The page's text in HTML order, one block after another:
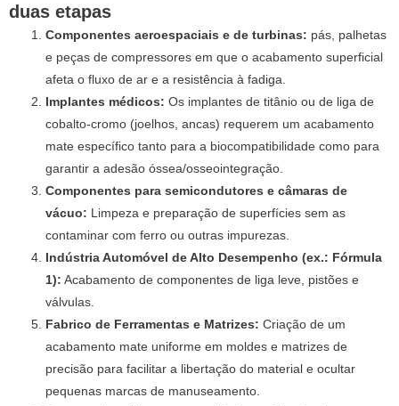
duas etapas
Componentes aeroespaciais e de turbinas: pás, palhetas
e peças de compressores em que o acabamento superficial
afeta o fluxo de ar e a resistência à fadiga.
Implantes médicos: Os implantes de titânio ou de liga de
cobalto-cromo (joelhos, ancas) requerem um acabamento
mate específico tanto para a biocompatibilidade como para
garantir a adesão óssea/osseointegração.
Componentes para semicondutores e câmaras de
vácuo: Limpeza e preparação de superfícies sem as
contaminar com ferro ou outras impurezas.
Indústria Automóvel de Alto Desempenho (ex.: Fórmula
1): Acabamento de componentes de liga leve, pistões e
válvulas.
Fabrico de Ferramentas e Matrizes: Criação de um
acabamento mate uniforme em moldes e matrizes de
precisão para facilitar a libertação do material e ocultar
pequenas marcas de manuseamento.